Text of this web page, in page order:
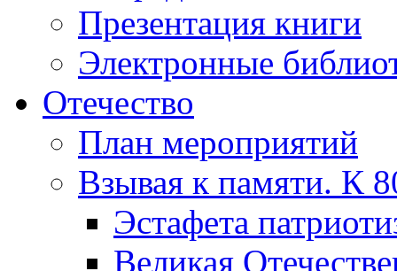
Презентация книги
Электронные
Отечество
План мероприятий
Взывая к памяти. К
Эcтафета
Великая